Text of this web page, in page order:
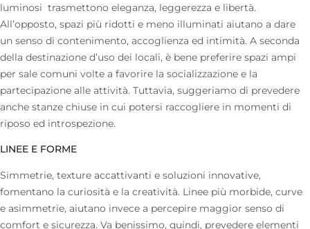
luminosi trasmettono eleganza, leggerezza e libertà.
All’opposto, spazi più ridotti e meno illuminati aiutano a dare
un senso di contenimento, accoglienza ed intimità. A seconda
della destinazione d’uso dei locali, è bene preferire spazi ampi
per sale comuni volte a favorire la socializzazione e la
partecipazione alle attività. Tuttavia, suggeriamo di prevedere
anche stanze chiuse in cui potersi raccogliere in momenti di
riposo ed introspezione.
LINEE E FORME
Simmetrie, texture accattivanti e soluzioni innovative,
fomentano la curiosità e la creatività. Linee più morbide, curve
e asimmetrie, aiutano invece a percepire maggior senso di
comfort e sicurezza. Va benissimo, quindi, prevedere elementi